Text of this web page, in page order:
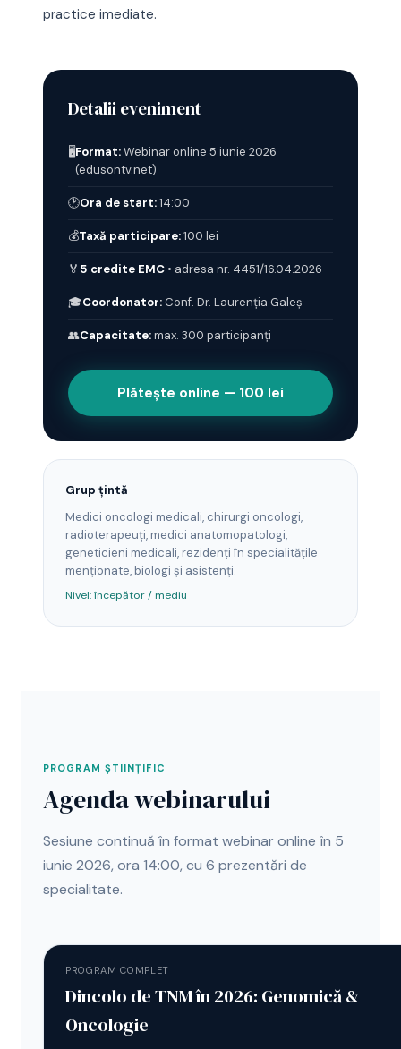
practice imediate.
Detalii eveniment
🖥️Format:Webinar online 5 iunie 2026
(edusontv.net)
🕑Ora de start:14:00
💰Taxă participare:100 lei
🏅 5 credite EMC • adresa nr. 4451/16.04.2026
🎓Coordonator:Conf. Dr. Laurenția Galeș
👥Capacitate:max. 300 participanți
Plătește online — 100 lei
Grup țintă
Medici oncologi medicali, chirurgi oncologi,
radioterapeuți, medici anatomopatologi,
geneticieni medicali, rezidenți în specialitățile
menționate, biologi și asistenți.
Nivel: începător / mediu
PROGRAM ȘTIINȚIFIC
Agenda webinarului
Sesiune continuă în format webinar online în 5
iunie 2026, ora 14:00, cu 6 prezentări de
specialitate.
PROGRAM COMPLET
Dincolo de TNM în 2026: Genomică &
Oncologie